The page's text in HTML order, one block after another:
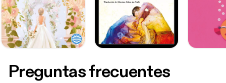
Preguntas frecuentes